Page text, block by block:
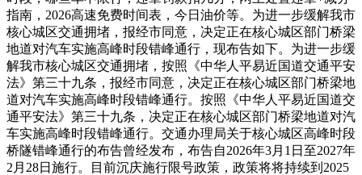
指南，2026高速免费时间表，今日油价等。为进一步缓解我市
核心城区交通拥堵，报经市同意，决定正在核心城区部门桥梁
地道对汽车实施高峰时段错峰通行，现布告如下。为进一步缓
解我市核心城区交通拥堵，按照《中华人平易近国道交通平安
法》第三十九条，报经市同意，决定正在核心城区部门桥梁地
道对汽车实施高峰时段错峰通行。按照《中华人平易近国道交
通平安法》第三十九条，决定正在核心城区部门桥梁地道对汽
车实施高峰时段错峰通行。交通办理局关于核心城区高峰时段
桥隧错峰通行的布告曾经发布，布告自2026年3月1日至2027年
2月28日施行。目前沉庆施行限号政策，政策将将持续到2025